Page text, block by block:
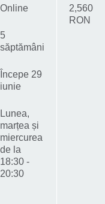
Online
5
săptămâni
Începe 29
iunie
Lunea,
marțea și
miercurea
de la
18:30 -
20:30
2,560
RON